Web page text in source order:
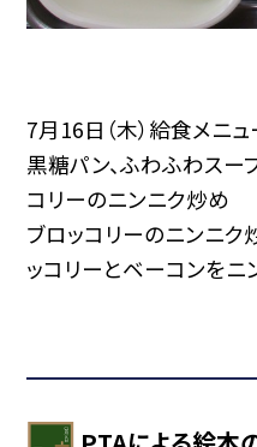
7月16日（木）給食メニュ
黒糖パン、ふわふわスー
コリーのニンニク炒め
ブロッコリーのニンニク
ッコリーとベーコンをニ